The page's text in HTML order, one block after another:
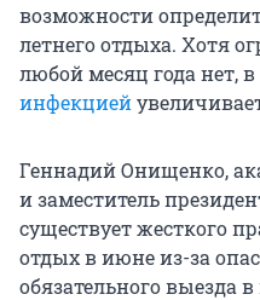
возможности
летнего отдыха. Хотя
любой месяц года нет, в
инфекцией
Геннадий Онищенко,
и заместитель
существует жесткого
отдых в июне из-за
обязательного выезда